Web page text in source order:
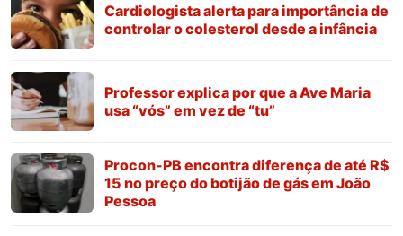
Cardiologista alerta para importância de
controlar o colesterol desde a infância
Professor explica por que a Ave Maria
usa “vós” em vez de “tu”
Procon-PB encontra diferença de até R$
15 no preço do botijão de gás em João
Pessoa